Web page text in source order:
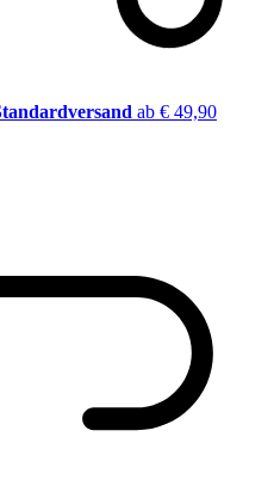
ab € 49,90